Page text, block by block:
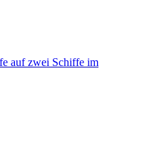
auf zwei Schiffe im